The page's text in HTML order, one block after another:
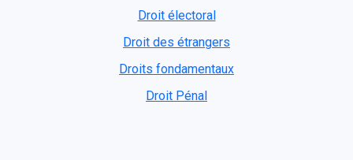
Droit électoral
Droit des étrangers
Droits fondamentaux
Droit Pénal